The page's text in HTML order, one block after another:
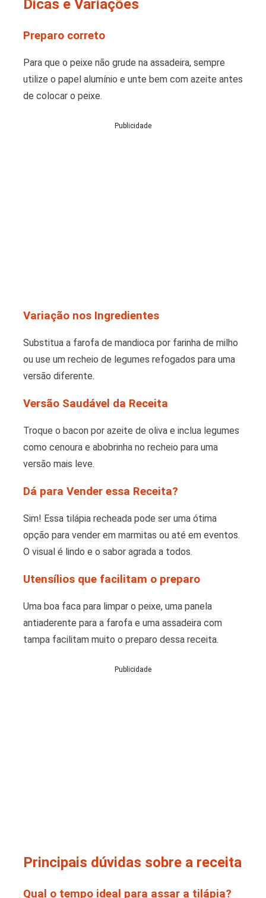
Dicas e Variações
Preparo correto
Para que o peixe não grude na assadeira, sempre
utilize o papel alumínio e unte bem com azeite antes
de colocar o peixe.
Publicidade
Variação nos Ingredientes
Substitua a farofa de mandioca por farinha de milho
ou use um recheio de legumes refogados para uma
versão diferente.
Versão Saudável da Receita
Troque o bacon por azeite de oliva e inclua legumes
como cenoura e abobrinha no recheio para uma
versão mais leve.
Dá para Vender essa Receita?
Sim! Essa tilápia recheada pode ser uma ótima
opção para vender em marmitas ou até em eventos.
O visual é lindo e o sabor agrada a todos.
Utensílios que facilitam o preparo
Uma boa faca para limpar o peixe, uma panela
antiaderente para a farofa e uma assadeira com
tampa facilitam muito o preparo dessa receita.
Publicidade
Principais dúvidas sobre a receita
Qual o tempo ideal para assar a tilápia?